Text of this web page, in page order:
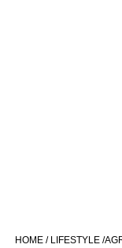
HOME / LIFESTYLE /